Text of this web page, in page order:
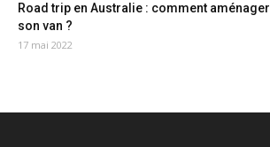
Road trip en Australie : comment aménager
son van ?
17 mai 2022